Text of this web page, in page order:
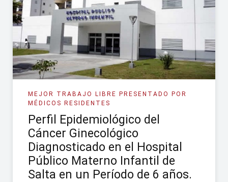
MEJOR TRABAJO LIBRE PRESENTADO POR
MÉDICOS RESIDENTES
Perfil Epidemiológico del
Cáncer Ginecológico
Diagnosticado en el Hospital
Público Materno Infantil de
Salta en un Período de 6 años.